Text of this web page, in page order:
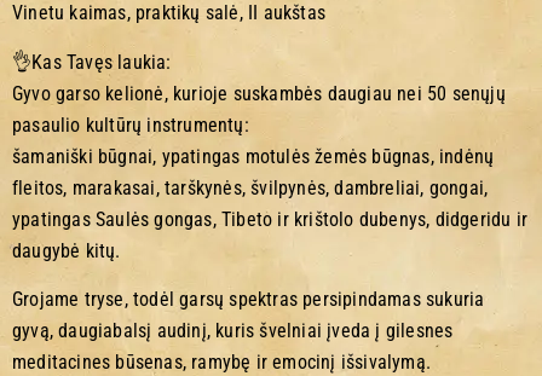
Vinetu kaimas, praktikų salė, II aukštas
👌Kas Tavęs laukia:
Gyvo garso kelionė, kurioje suskambės daugiau nei 50 senųjų
pasaulio kultūrų instrumentų:
šamaniški būgnai, ypatingas motulės žemės būgnas, indėnų
fleitos, marakasai, tarškynės, švilpynės, dambreliai, gongai,
ypatingas Saulės gongas, Tibeto ir krištolo dubenys, didgeridu ir
daugybė kitų.
Grojame tryse, todėl garsų spektras persipindamas sukuria
gyvą, daugiabalsį audinį, kuris švelniai įveda į gilesnes
meditacines būsenas, ramybę ir emocinį išsivalymą.